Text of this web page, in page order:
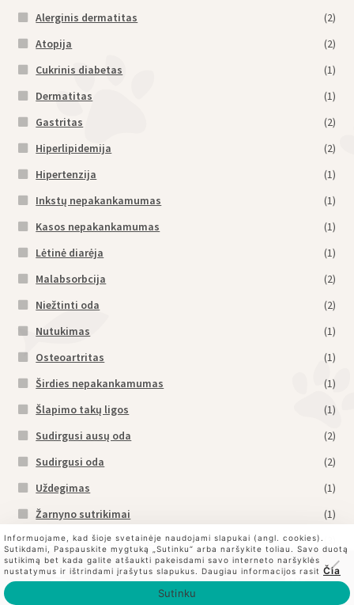
Alerginis dermatitas
(2)
Atopija
(2)
Cukrinis diabetas
(1)
Dermatitas
(1)
Gastritas
(2)
Hiperlipidemija
(2)
Hipertenzija
(1)
Inkstų nepakankamumas
(1)
Kasos nepakankamumas
(1)
Lėtinė diarėja
(1)
Malabsorbcija
(2)
Niežtinti oda
(2)
Nutukimas
(1)
Osteoartritas
(1)
Širdies nepakankamumas
(1)
Šlapimo takų ligos
(1)
Sudirgusi ausų oda
(2)
Sudirgusi oda
(2)
Uždegimas
(1)
Žarnyno sutrikimai
(1)
Turintiems jautrų skrandį ir odą
Alergijos ėdalui kontrolė
(1)
Kepenų sutrikimams gydyti
Ieškoti:
Ieškoti
0
Informuojame, kad šioje svetainėje naudojami slapukai (angl. cookies).
Sutikdami, Paspauskite mygtuką „Sutinku“ arba naršykite toliau. Savo duotą
sutikimą bet kada galite atšaukti pakeisdami savo interneto naršyklės
nustatymus ir ištrindami įrašytus slapukus. Daugiau informacijos rasit Čia
Sutinku